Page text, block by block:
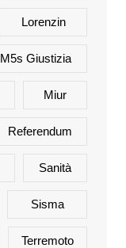
Lorenzin
M5s Giustizia
Miur
Referendum
Sanità
Sisma
Terremoto